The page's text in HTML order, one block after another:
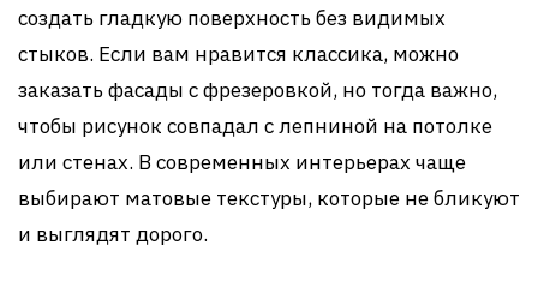
создать гладкую поверхность без видимых
стыков. Если вам нравится классика, можно
заказать фасады с фрезеровкой, но тогда важно,
чтобы рисунок совпадал с лепниной на потолке
или стенах. В современных интерьерах чаще
выбирают матовые текстуры, которые не бликуют
и выглядят дорого.